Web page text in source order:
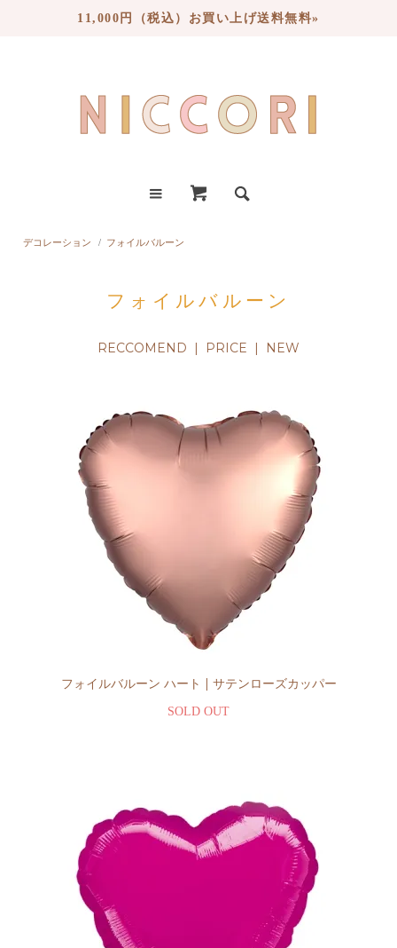
11,000円（税込）お買い上げ送料無料»
デコレーション / フォイルバルーン
フォイルバルーン
RECCOMEND | PRICE | NEW
フォイルバルーン ハート | サテンローズカッパー
SOLD OUT